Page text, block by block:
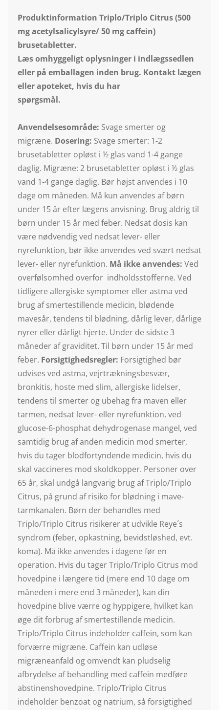
Produktinformation Triplo/Triplo Citrus (500
mg acetylsalicylsyre/ 50 mg caffein)
brusetabletter.
Læs omhyggeligt oplysninger i indlægssedlen
eller på emballagen inden brug. Kontakt lægen
ellerapoteket, hvis du har
spørgsmål.
Anvendelsesområde: Svage smerter og
migræne. Dosering: Svage smerter: 1-2
brusetabletter opløst i ½ glas vand 1-4 gange
daglig. Migræne: 2 brusetabletter opløst i ½ glas
vand 1-4 gange daglig. Bør højst anvendes i 10
dage om måneden. Må kun anvendes af børn
under 15 år efter lægens anvisning. Brug aldrig til
børn under 15 år med feber. Nedsat dosis kan
være nødvendig ved nedsat lever- eller
nyrefunktion, bør ikke anvendes ved svært nedsat
lever- eller nyrefunktion. Må ikke anvendes: Ved
overfølsomhed overfor indholdsstofferne. Ved
tidligere allergiske symptomer eller astma ved
brug af smertestillende medicin, blødende
mavesår, tendens til blødning, dårlig lever, dårlige
nyrer eller dårligt hjerte. Under de sidste 3
måneder af graviditet. Til børn under 15 år med
feber. Forsigtighedsregler: Forsigtighed bør
udvises ved astma, vejrtrækningsbesvær,
bronkitis, hoste med slim, allergiske lidelser,
tendens til smerter og ubehag fra maven eller
tarmen, nedsat lever- eller nyrefunktion, ved
glucose-6-phosphat dehydrogenase mangel, ved
samtidig brug af anden medicin mod smerter,
hvis du tager blodfortyndende medicin, hvis du
skal vaccineres mod skoldkopper. Personer over
65 år, skal undgå langvarig brug af Triplo/Triplo
Citrus, på grund af risiko for blødning i mave-
tarmkanalen. Børn der behandles med
Triplo/Triplo Citrus risikerer at udvikle Reye´s
syndrom (feber, opkastning, bevidstløshed, evt.
koma). Må ikke anvendes i dagene før en
operation. Hvis du tager Triplo/Triplo Citrus mod
hovedpine i længere tid (mere end 10 dage om
måneden i mere end 3 måneder), kan din
hovedpine blive værre og hyppigere, hvilket kan
øge dit forbrug af smertestillende medicin.
Triplo/Triplo Citrus indeholder caffein, som kan
forværre migræne. Caffein kan udløse
migræneanfald og omvendt kan pludselig
afbrydelse af behandling med caffein medføre
abstinenshovedpine. Triplo/Triplo Citrus
indeholder benzoat og natrium, så forsigtighed